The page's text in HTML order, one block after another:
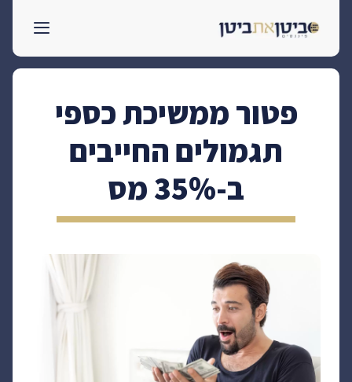
לתוכן
פטור ממשיכת כספי
תגמולים החייבים
ב-35% מס